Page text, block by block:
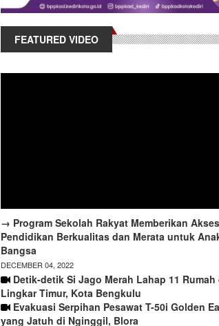
FEATURED VIDEO
→ Program Sekolah Rakyat Memberikan Akses
Pendidikan Berkualitas dan Merata untuk
Bangsa
DECEMBER 04, 2022
Detik-detik Si Jago Merah Lahap 11 Rumah
Lingkar Timur, Kota Bengkulu
Evakuasi Serpihan Pesawat T-50i Golden
yang Jatuh di Nginggil, Blora